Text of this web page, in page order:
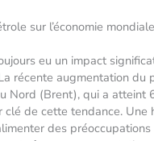
sur l’économie mondiale
eu un impact
récente augmentation du
Nord (Brent), qui a atteint
clé de cette tendance. Une
des préoccupations